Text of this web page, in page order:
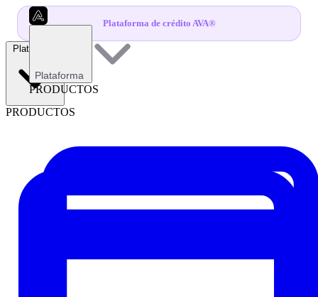
Plataforma de crédito AVA®
Plataforma
PRODUCTOS
Plataforma
PRODUCTOS